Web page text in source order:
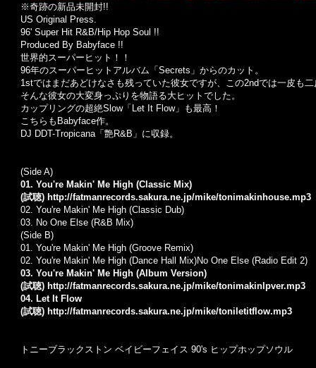
※奇跡の新品未開封!!
US Original Press.
96' Super Hit R&B/Hip Hop Soul !!
Produced By Babyface !!
世界的スーパーヒット！！
96年のスーパーヒットアルバム「Secrets」からのカット。
1stではまだあどけなさも残っていた彼女ですが、この2ndでは一皮も
そんな彼女の大変身っぷりを物語る大ヒットでした。
カップリングの超絶Slow「Let It Flow」も最高！
こちらもBabyface作。
DJ DDT-Tropicana「艶R&B」に収録。
(Side A)
01. You're Makin' Me High (Classic Mix)
(試聴) http://fatmanrecords.sakura.ne.jp/mike/tonimakinhouse.mp3
02. You're Makin' Me High (Classic Dub)
03. No One Else (R&B Mix)
(Side B)
01. You're Makin' Me High (Groove Remix)
02. You're Makin' Me High (Dance Hall Mix)No One Else (Radio Edit 2)
03. You're Makin' Me High (Album Version)
(試聴) http://fatmanrecords.sakura.ne.jp/mike/tonimakinlpver.mp3
04. Let It Flow
(試聴) http://fatmanrecords.sakura.ne.jp/mike/toniletitflow.mp3
トニーブラックストン ベイビーフェイス 90's ヒップホップソウル